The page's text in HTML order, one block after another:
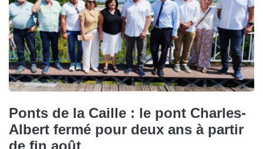
Ponts de la Caille : le pont Charles-
Albert fermé pour deux ans à partir